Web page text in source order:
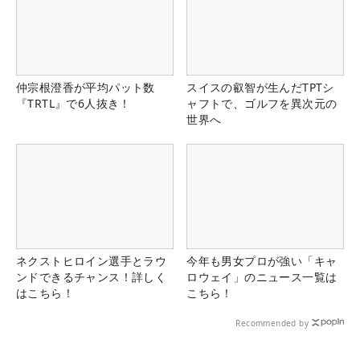
仲宗根澄香が平均パット数
『TRTL』で6人抜き！
スイスの叡智が生んだTPTシ
ャフトで、ゴルフを異次元の
世界へ
ネクストヒロイン選手とラウ
ンドできるチャンス！詳しく
はこちら！
今年も男女プロが強い「キャ
ロウェイ」のニュース一覧は
こちら！
Recommended by